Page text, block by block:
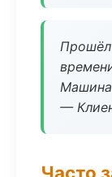
—
Часто